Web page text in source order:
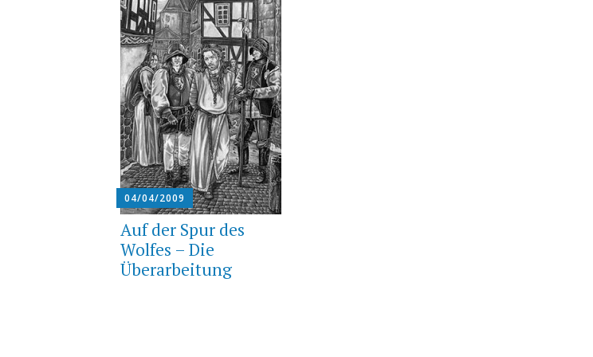
04/04/2009
Auf der Spur des
Wolfes – Die
Überarbeitung